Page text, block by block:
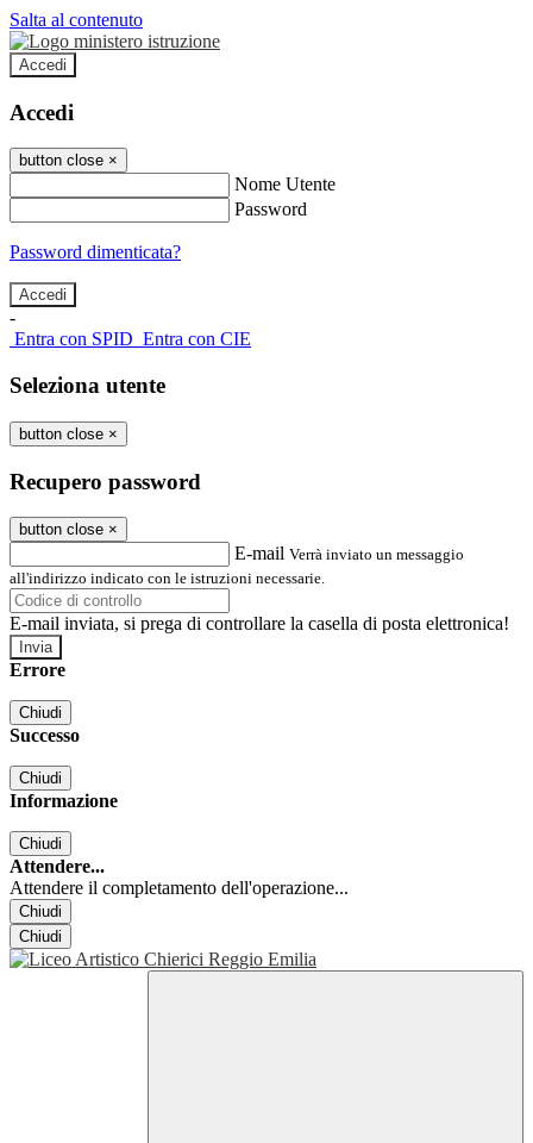
Salta al contenuto
Accedi
Accedi
button close ×
Nome Utente
Password
Password dimenticata?
-
Entra con SPID Entra con CIE
Seleziona utente
button close ×
Recupero password
button close ×
E-mail Verrà inviato un messaggio
all'indirizzo indicato con le istruzioni necessarie.
E-mail inviata, si prega di controllare la casella di posta elettronica!
Errore
Chiudi
Successo
Chiudi
Informazione
Chiudi
Attendere...
Attendere il completamento dell'operazione...
Chiudi
Chiudi